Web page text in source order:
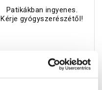
Patikákban ingyenes.
Kérje gyógyszerészétől!